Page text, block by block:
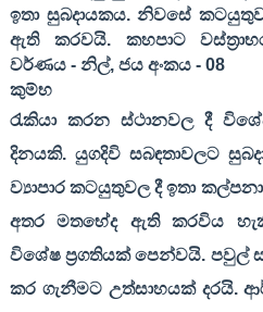
ඉතා සුබදායකය. නිවසේ
ඇති කරවයි. කහපාට
වර්ණය - නිල්, ජය අංකය -08
කුම්භ
රැකියා කරන ස්ථානවල දී
දිනයකි. යුගදිවි සබඳතාවලට
ව්‍යාපාර කටයුතුවල දී ඉතා
අතර මතභේද ඇති කරවිය
විශේෂ ප්‍රගතියක් පෙන්වයි. පවුල්
කර ගැනීමට උත්සාහයක් දරයි.